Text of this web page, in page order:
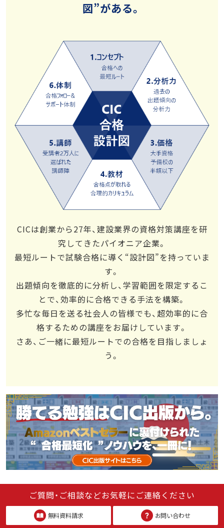
図”がある。
CICは創業から27年、建設業界の資格対策講座を研
究してきたパイオニア企業。
最短ルートで試験合格に導く“設計図”を持っていま
す。
出題傾向を徹底的に分析し、学習範囲を限定するこ
とで、効率的に合格できる手法を構築。
多忙な毎日を送る社会人の皆様でも、超効率的に合
格するための講座をお届けしています。
さあ、ご一緒に最短ルートでの合格を目指しましょ
う。
ご質問・ご相談などお気軽にご連絡ください
無料資料請求 お問い合わせ